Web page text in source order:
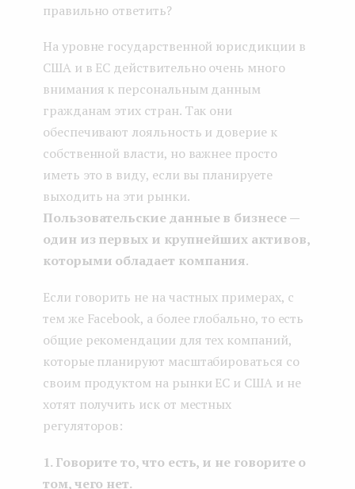
правильно ответить?
На уровне государственной юрисдикции в
США и в ЕС действительно очень много
внимания к персональным данным
гражданам этих стран. Так они
обеспечивают лояльность и доверие к
собственной власти, но важнее просто
иметь это в виду, если вы планируете
выходить на эти рынки.
Пользовательские данные в бизнесе —
один из первых и крупнейших активов,
которыми обладает компания.
Если говорить не на частных примерах, с
тем же Facebook, а более глобально, то есть
общие рекомендации для тех компаний,
которые планируют масштабироваться со
своим продуктом на рынки ЕС и США и не
хотят получить иск от местных
регуляторов:
1. Говорите то, что есть, и не говорите о
том, чего нет.